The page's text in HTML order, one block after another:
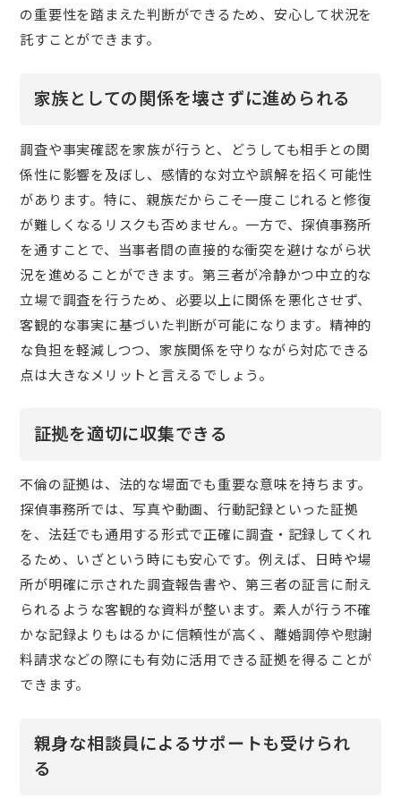
の重要性を踏まえた判断ができるため、安心して状況を
託すことができます。
家族としての関係を壊さずに進められる
調査や事実確認を家族が行うと、どうしても相手との関
係性に影響を及ぼし、感情的な対立や誤解を招く可能性
があります。特に、親族だからこそ一度こじれると修復
が難しくなるリスクも否めません。一方で、探偵事務所
を通すことで、当事者間の直接的な衝突を避けながら状
況を進めることができます。第三者が冷静かつ中立的な
立場で調査を行うため、必要以上に関係を悪化させず、
客観的な事実に基づいた判断が可能になります。精神的
な負担を軽減しつつ、家族関係を守りながら対応できる
点は大きなメリットと言えるでしょう。
証拠を適切に収集できる
不倫の証拠は、法的な場面でも重要な意味を持ちます。
探偵事務所では、写真や動画、行動記録といった証拠
を、法廷でも通用する形式で正確に調査・記録してくれ
るため、いざという時にも安心です。例えば、日時や場
所が明確に示された調査報告書や、第三者の証言に耐え
られるような客観的な資料が整います。素人が行う不確
かな記録よりもはるかに信頼性が高く、離婚調停や慰謝
料請求などの際にも有効に活用できる証拠を得ることが
できます。
親身な相談員によるサポートも受けられ
る